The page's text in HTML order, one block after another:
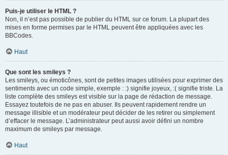
Puis-je utiliser le HTML ?
Non, il n’est pas possible de publier du HTML sur ce forum. La plupart des
mises en forme permises par le HTML peuvent être appliquées avec les
BBCodes.
Haut
Que sont les smileys ?
Les smileys, ou émoticônes, sont de petites images utilisées pour exprimer des
sentiments avec un code simple, exemple : :) signifie joyeux, :( signifie triste. La
liste complète des smileys est visible sur la page de rédaction de message.
Essayez toutefois de ne pas en abuser. Ils peuvent rapidement rendre un
message illisible et un modérateur peut décider de les retirer ou simplement
d’effacer le message. L’administrateur peut aussi avoir défini un nombre
maximum de smileys par message.
Haut